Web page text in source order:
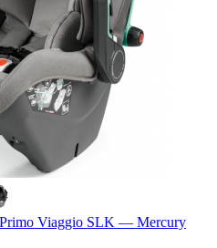
Primo Viaggio SLK — Mercury